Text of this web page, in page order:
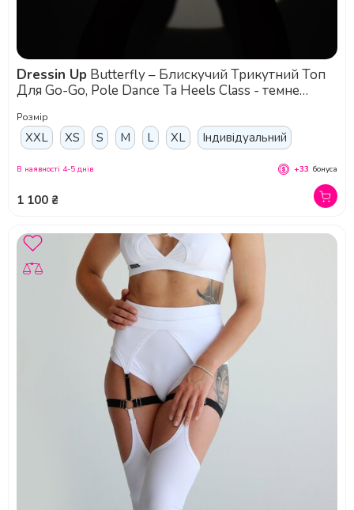
Dressin Up
Для Go-Go, Pole Dance Та Heels Class - темне
Розмір
XXL XS S M L XL Індивідуальний
1 100 ₴
В наявності 4-5 днів +33 бонуса